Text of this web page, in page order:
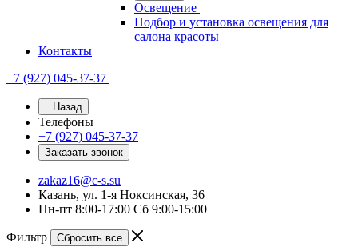
Освещение
Подбор и установка освещения для
салона красоты
Контакты
+7 (927) 045-37-37
Назад
Телефоны
+7 (927) 045-37-37
Заказать звонок
zakaz16@c-s.su
Казань, ул. 1-я Ноксинская, 36
Пн-пт 8:00-17:00 Сб 9:00-15:00
Фильтр Сбросить все